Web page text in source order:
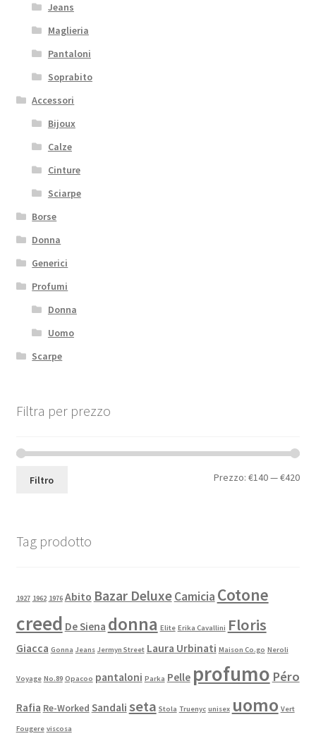
Jeans
Maglieria
Pantaloni
Soprabito
Accessori
Bijoux
Calze
Cinture
Sciarpe
Borse
Donna
Generici
Profumi
Donna
Uomo
Scarpe
Filtra per prezzo
Filtro Prezzo:€140—€420
Tag prodotto
1927 1962 1976 Abito Bazar DeluxeCamicia Cotone
creed De Siena donna Elite Erika Cavallini Floris
Giacca Gonna Jeans Jermyn Street Laura Urbinati Maison Co.go Neroli
Voyage No.89 Opacoo pantaloni Parka Pelle profumo Péro
Rafia Re-Worked Sandali seta Stola Truenyc unisex uomo Vert
Fougere viscosa